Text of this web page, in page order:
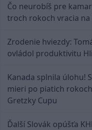
Čo neurobíš pre
troch rokoch vracia na
Zrodenie hviezdy:
ovládol produktivitu
Kanada splnila úlohu!
mieri po piatich
Gretzky Cupu
Ďalší Slovák opúšťa